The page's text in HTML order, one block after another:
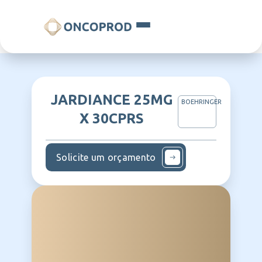
JARDIANCE 25MG
X 30CPRS
BOEHRINGER
Solicite um orçamento